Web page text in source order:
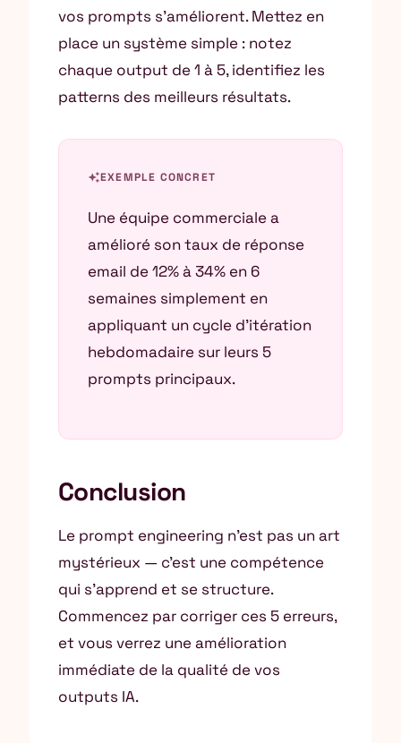
vos prompts s’améliorent. Mettez en
place un système simple : notez
chaque output de 1 à 5, identifiez les
patterns des meilleurs résultats.
auto_awesomeEXEMPLE CONCRET
Une équipe commerciale a
amélioré son taux de réponse
email de 12% à 34% en 6
semaines simplement en
appliquant un cycle d’itération
hebdomadaire sur leurs 5
prompts principaux.
Conclusion
Le prompt engineering n’est pas un art
mystérieux — c’est une compétence
qui s’apprend et se structure.
Commencez par corriger ces 5 erreurs,
et vous verrez une amélioration
immédiate de la qualité de vos
outputs IA.